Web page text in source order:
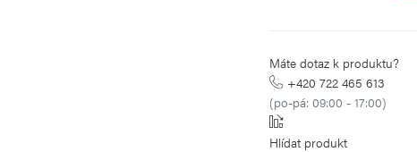
Máte dotaz k produktu?
+420 722 465 613
(po-pá: 09:00 - 17:00)
Hlídat